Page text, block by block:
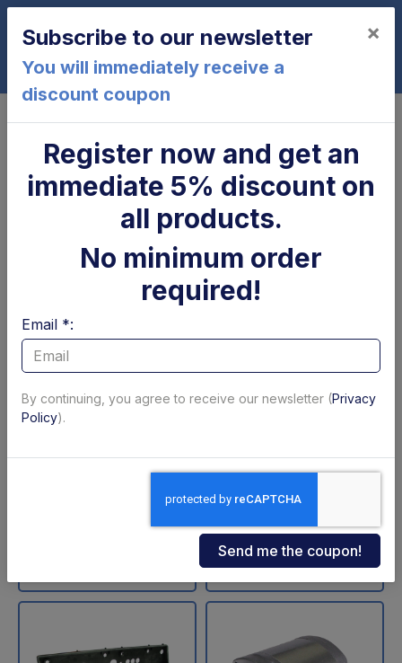
0
BC1500R21-K2
Cilindro di
brandeggio Zepro
ZNU-75-110 (SA)
Code: 11711Z
+VAT
Parapolvere tubolare
x cilindro
sollevamento DLB 47
Code: 18202L
€ 60,05
Available
Subscribe to our newsletter
You will immediately receive a
discount coupon
×
Register now and get an
immediate 5% discount on
all products.
No minimum order
required!
Email *:
By continuing, you agree to receive our newsletter (Privacy
Policy).